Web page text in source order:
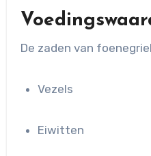
De zaden van
Vezels
Eiwitten